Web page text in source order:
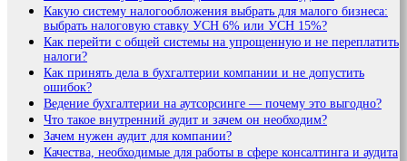
Какую систему налогообложения выбрать для малого бизнеса:
выбрать налоговую ставку УСН 6% или УСН 15%?
Как перейти с общей системы на упрощенную и не переплатить
налоги?
Как принять дела в бухгалтерии компании и не допустить
ошибок?
Ведение бухгалтерии на аутсорсинге — почему это выгодно?
Что такое внутренний аудит и зачем он необходим?
Зачем нужен аудит для компании?
Качества, необходимые для работы в сфере консалтинга и аудита